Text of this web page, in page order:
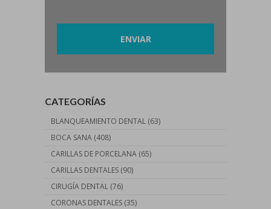
CATEGORÍAS
BLANQUEAMIENTO DENTAL (63)
BOCA SANA (408)
CARILLAS DE PORCELANA (65)
CARILLAS DENTALES (90)
CIRUGÍA DENTAL (76)
CORONAS DENTALES (35)